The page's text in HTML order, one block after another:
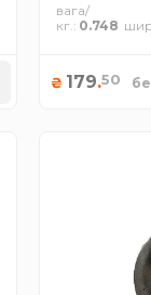
вага/
кг. 0.748
₴ 179.50